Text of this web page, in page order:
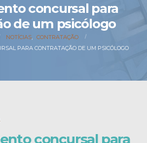
concursal para
de um psicólogo
NOTÍCIAS, CONTRATAÇÃO
PARA CONTRATAÇÃO DE UM PSICÓLOGO
concursal para